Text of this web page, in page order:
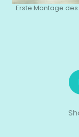
Erste Montage